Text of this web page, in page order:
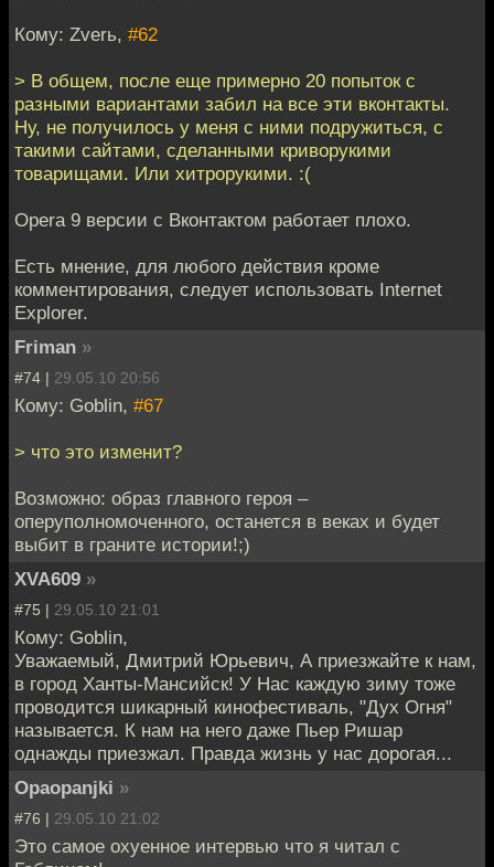
Кому: Zverь, #62
> В общем, после еще примерно 20 попыток с
разными вариантами забил на все эти вконтакты.
Ну, не получилось у меня с ними подружиться, с
такими сайтами, сделанными криворукими
товарищами. Или хитрорукими. :(
Opera 9 версии с Вконтактом работает плохо.
Есть мнение, для любого действия кроме
комментирования, следует использовать Internet
Explorer.
Friman »
#74 | 29.05.10 20:56
Кому: Goblin, #67
> что это изменит?
Возможно: образ главного героя –
оперуполномоченного, останется в веках и будет
выбит в граните истории!;)
XVA609 »
#75 | 29.05.10 21:01
Кому: Goblin,
Уважаемый, Дмитрий Юрьевич, А приезжайте к нам,
в город Ханты-Мансийск! У Нас каждую зиму тоже
проводится шикарный кинофестиваль, "Дух Огня"
называется. К нам на него даже Пьер Ришар
однажды приезжал. Правда жизнь у нас дорогая...
Opaopanjki »
#76 | 29.05.10 21:02
Это самое охуенное интервью что я читал с